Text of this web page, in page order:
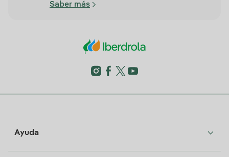
Saber más
Ayuda